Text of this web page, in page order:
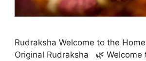
Rudraksha Welcome to the
Original Rudraksha 🌿 Welcome